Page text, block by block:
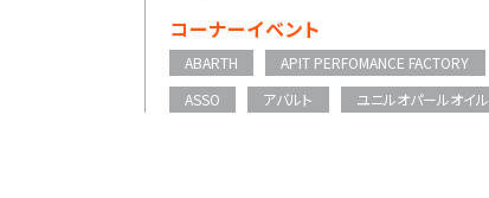
コーナーイベント
ABARTH
APIT PERFOMANCE FACTORY
ASSO
アバルト ユニルオパールオイル